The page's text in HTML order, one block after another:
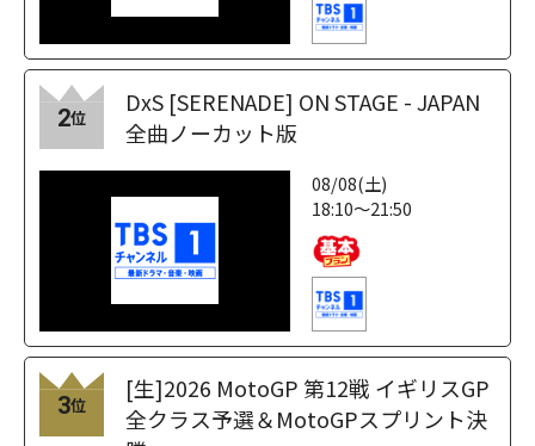
2位
DxS [SERENADE] ON STAGE - JAPAN
全曲ノーカット版
08/08(土)
18:10～21:50
3位
[生]2026 MotoGP 第12戦 イギリスGP
全クラス予選＆MotoGPスプリント決